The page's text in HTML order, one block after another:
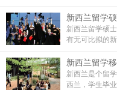
工学院能为学
兰本科入学申
新西兰留学
新西兰留学硕
有无可比拟的
硕士研究生都
新西兰留学
新西兰是个留
西兰，学生毕